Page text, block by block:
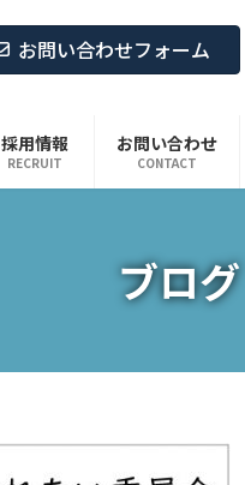
お問い合わせフォーム
採用情報
RECRUIT
お問い合わせ
CONTACT
ブログ